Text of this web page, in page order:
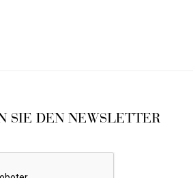
SIE DEN NEWSLETTER